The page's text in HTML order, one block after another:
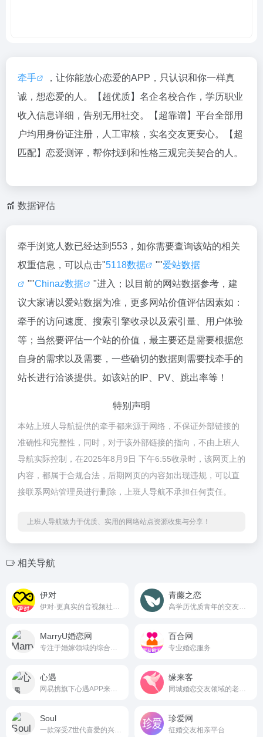
牵手
，让你能放心恋爱的APP，只认识和你一样真
诚，想恋爱的人。【超优质】名企名校合作，学历职业
收入信息详细，告别无用社交。【超靠谱】平台全部用
户均用身份证注册，人工审核，实名交友更安心。【超
匹配】恋爱测评，帮你找到和性格三观完美契合的人。
数据评估
牵手浏览人数已经达到553，如你需要查询该站的相关
权重信息，可以点击"5118数据 ""爱站数据
""Chinaz数据
"进入；以目前的网站数据参考，建
议大家请以爱站数据为准，更多网站价值评估因素如：
牵手的访问速度、搜索引擎收录以及索引量、用户体验
等；当然要评估一个站的价值，最主要还是需要根据您
自身的需求以及需要，一些确切的数据则需要找牵手的
站长进行洽谈提供。如该站的IP、PV、跳出率等！
特别声明
本站上班人导航提供的牵手都来源于网络，不保证外部链接的
准确性和完整性，同时，对于该外部链接的指向，不由上班人
导航实际控制，在2025年8月9日 下午6:55收录时，该网页上的
内容，都属于合规合法，后期网页的内容如出现违规，可以直
接联系网站管理员进行删除，上班人导航不承担任何责任。
上班人导航致力于优质、实用的网络站点资源收集与分享！
相关导航
伊对 青藤之恋
MarryU婚恋网 百合网
专业婚恋服务
心遇 缘来客
Soul 珍爱网
征婚交友相亲平台